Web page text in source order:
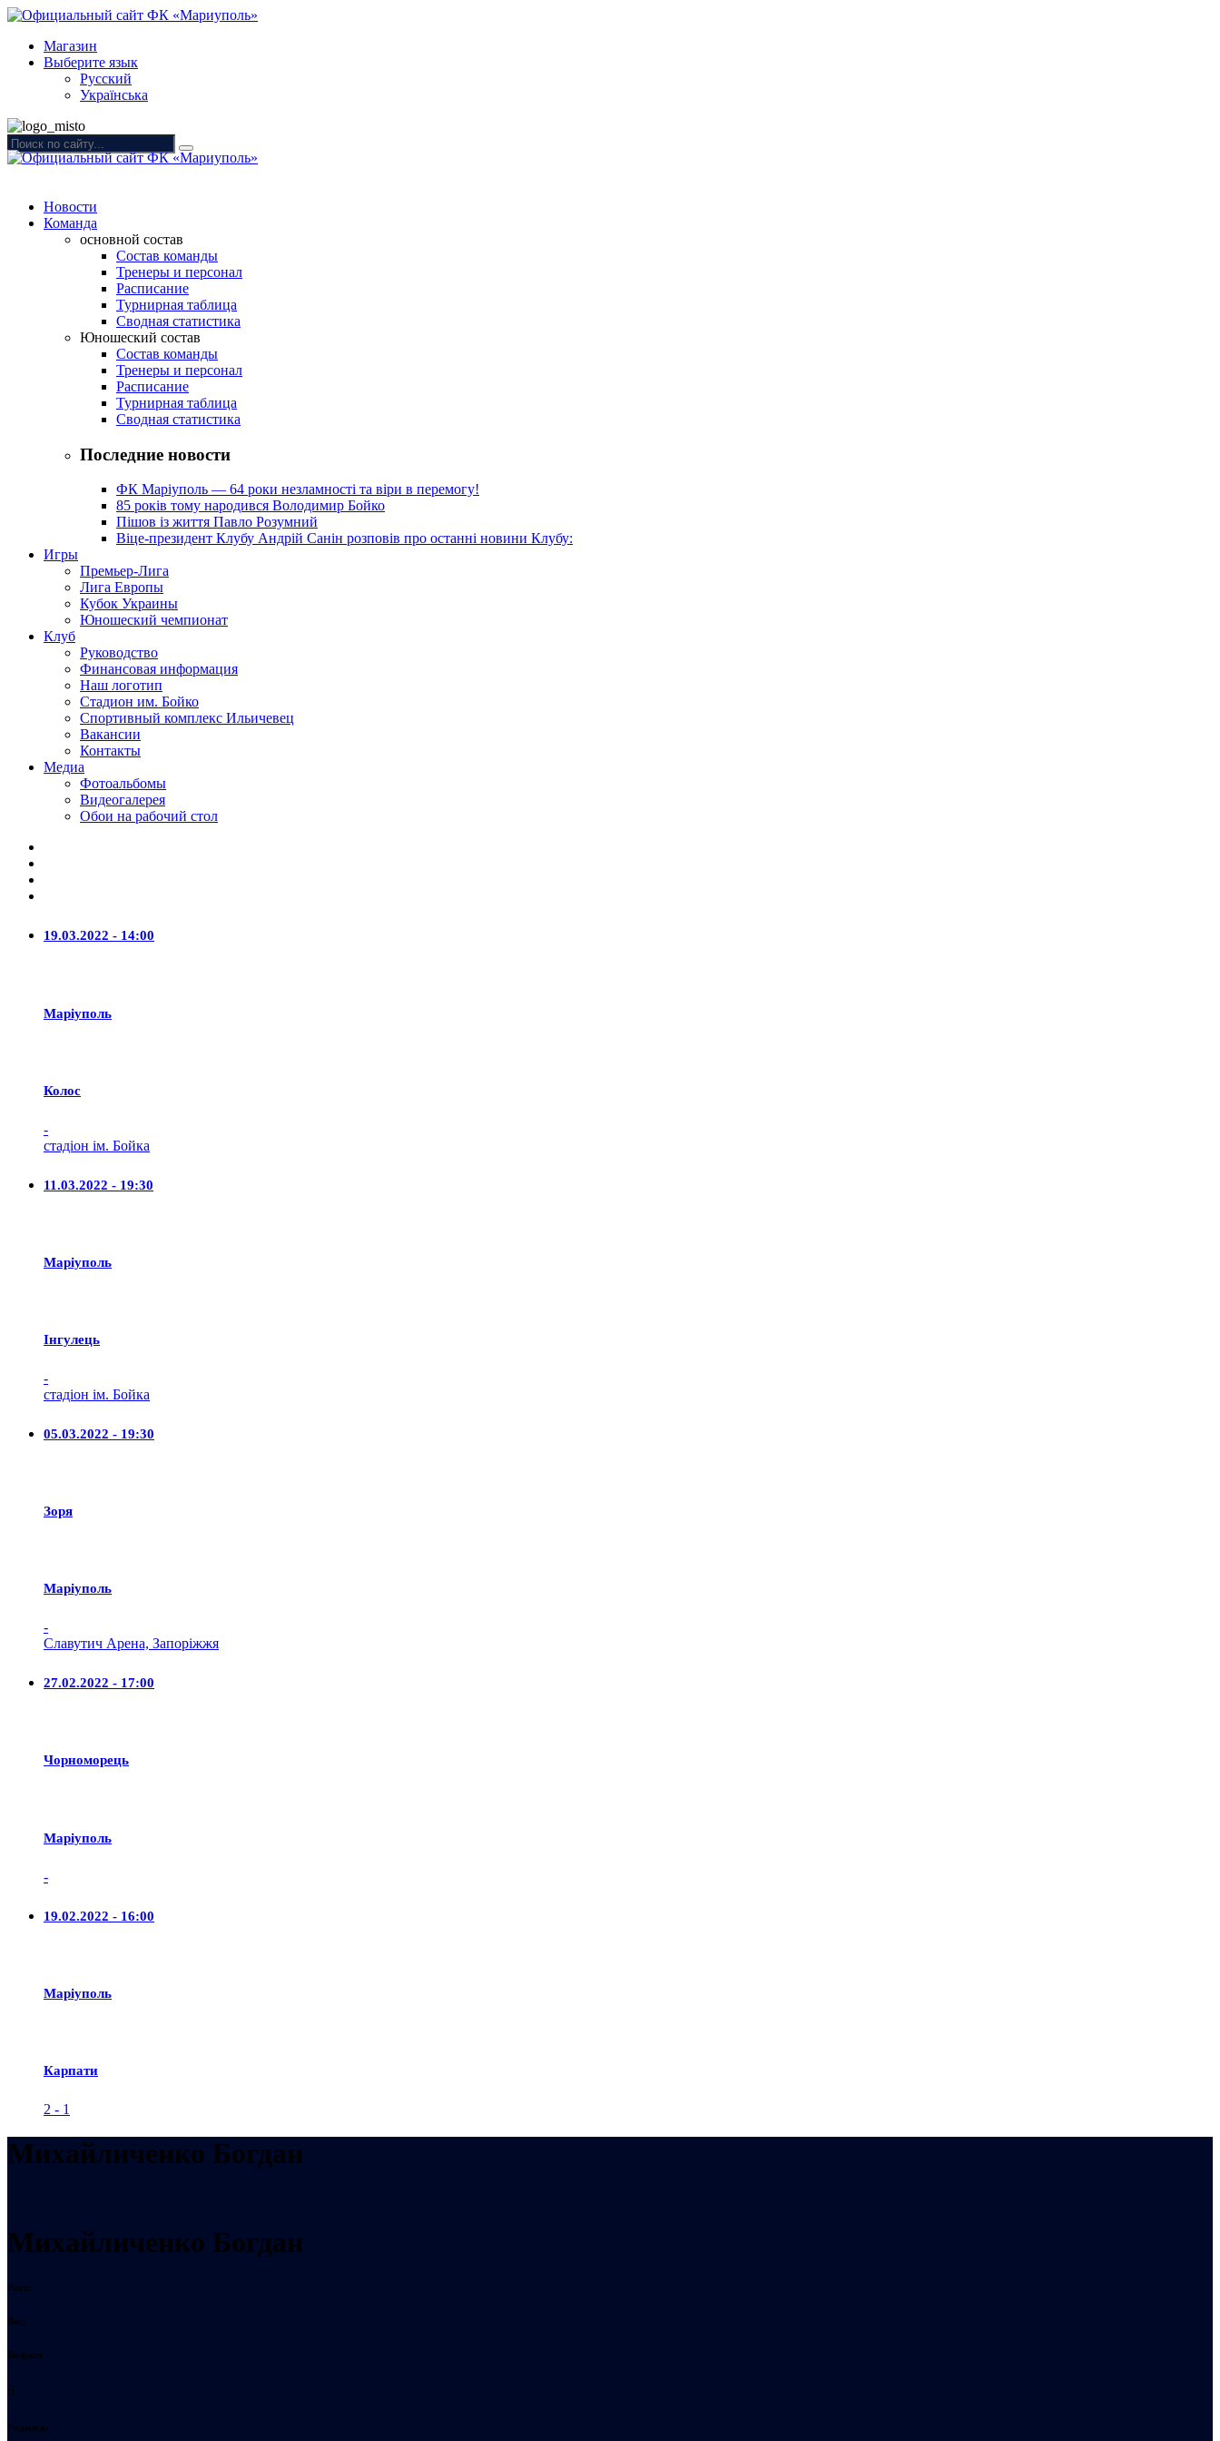
Магазин
Выберите язык
Русский
Українська
Новости
Команда
основной состав
Состав команды
Тренеры и персонал
Расписание
Турнирная таблица
Сводная статистика
Юношеский состав
Состав команды
Тренеры и персонал
Расписание
Турнирная таблица
Сводная статистика
Последние новости
ФК Маріуполь — 64 роки незламності та віри в перемогу!
85 років тому народився Володимир Бойко
Пішов із життя Павло Розумний
Віце-президент Клубу Андрій Санін розповів про останні новини Клубу:
Игры
Премьер-Лига
Лига Европы
Кубок Украины
Юношеский чемпионат
Клуб
Руководство
Финансовая информация
Наш логотип
Стадион им. Бойко
Спортивный комплекс Ильичевец
Вакансии
Контакты
Медиа
Фотоальбомы
Видеогалерея
Обои на рабочий стол
19.03.2022 - 14:00
Маріуполь
Колос
-
стадіон ім. Бойка
11.03.2022 - 19:30
Маріуполь
Iнгулець
-
стадіон ім. Бойка
05.03.2022 - 19:30
Зоря
Маріуполь
-
Славутич Арена, Запоріжжя
27.02.2022 - 17:00
Чорноморець
Маріуполь
-
19.02.2022 - 16:00
Маріуполь
Карпати
2 - 1
Михайличенко Богдан
Михайличенко Богдан
Рост:
Вес:
Возраст
6
Родился: